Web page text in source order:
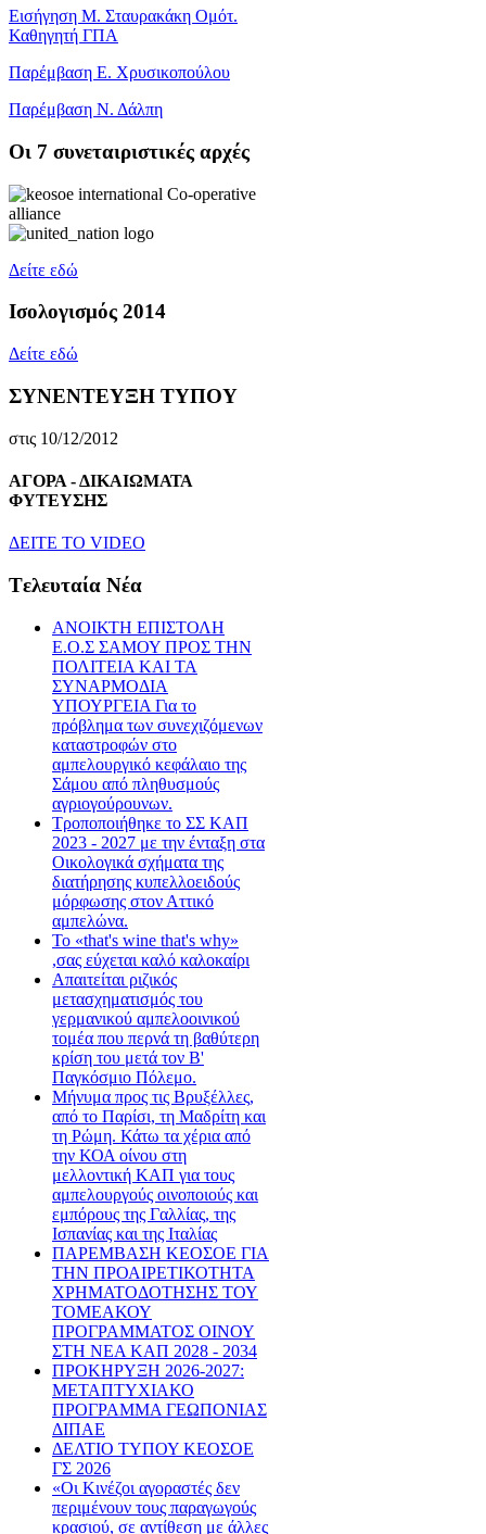
Εισήγηση Μ. Σταυρακάκη Ομότ.
Καθηγητή ΓΠΑ
Παρέμβαση Ε. Χρυσικοπούλου
Παρέμβαση Ν. Δάλπη
Oι 7 συνεταιριστικές αρχές
Δείτε εδώ
Ισολογισμός 2014
Δείτε εδώ
ΣΥΝΕΝΤΕΥΞΗ ΤΥΠΟΥ
στις 10/12/2012
ΑΓΟΡΑ - ΔΙΚΑΙΩΜΑΤΑ
ΦΥΤΕΥΣΗΣ
ΔEITE TO VIDEO
Tελευταία Nέα
ΑΝΟΙΚΤΗ ΕΠΙΣΤΟΛΗ
Ε.Ο.Σ ΣΑΜΟΥ ΠΡΟΣ ΤΗΝ
ΠΟΛΙΤΕΙΑ ΚΑΙ ΤΑ
ΣΥΝΑΡΜΟΔΙΑ
ΥΠΟΥΡΓΕΙΑ Για το
πρόβλημα των συνεχιζόμενων
καταστροφών στο
αμπελουργικό κεφάλαιο της
Σάμου από πληθυσμούς
αγριογούρουνων.
Τροποποιήθηκε το ΣΣ ΚΑΠ
2023 - 2027 με την ένταξη στα
Οικολογικά σχήματα της
διατήρησης κυπελλοειδούς
μόρφωσης στον Αττικό
αμπελώνα.
Το «that's wine that's why»
,σας εύχεται καλό καλοκαίρι
Απαιτείται ριζικός
μετασχηματισμός του
γερμανικού αμπελοοινικού
τομέα που περνά τη βαθύτερη
κρίση του μετά τον Β'
Παγκόσμιο Πόλεμο.
Μήνυμα προς τις Βρυξέλλες,
από το Παρίσι, τη Μαδρίτη και
τη Ρώμη. Κάτω τα χέρια από
την ΚΟΑ οίνου στη
μελλοντική ΚΑΠ για τους
αμπελουργούς οινοποιούς και
εμπόρους της Γαλλίας, της
Ισπανίας και της Ιταλίας
ΠΑΡΕΜΒΑΣΗ ΚΕΟΣΟΕ ΓΙΑ
ΤΗΝ ΠΡΟΑΙΡΕΤΙΚΟΤΗΤΑ
ΧΡΗΜΑΤΟΔΟΤΗΣΗΣ ΤΟΥ
ΤΟΜΕΑΚΟΥ
ΠΡΟΓΡΑΜΜΑΤΟΣ ΟΙΝΟΥ
ΣΤΗ ΝΕΑ ΚΑΠ 2028 - 2034
ΠΡΟΚΗΡΥΞΗ 2026-2027:
ΜΕΤΑΠΤΥΧΙΑΚΟ
ΠΡΟΓΡΑΜΜΑ ΓΕΩΠΟΝΙΑΣ
ΔΙΠΑΕ
ΔΕΛΤΙΟ ΤΥΠΟΥ ΚΕΟΣΟΕ
ΓΣ 2026
«Οι Κινέζοι αγοραστές δεν
περιμένουν τους παραγωγούς
κρασιού, σε αντίθεση με άλλες